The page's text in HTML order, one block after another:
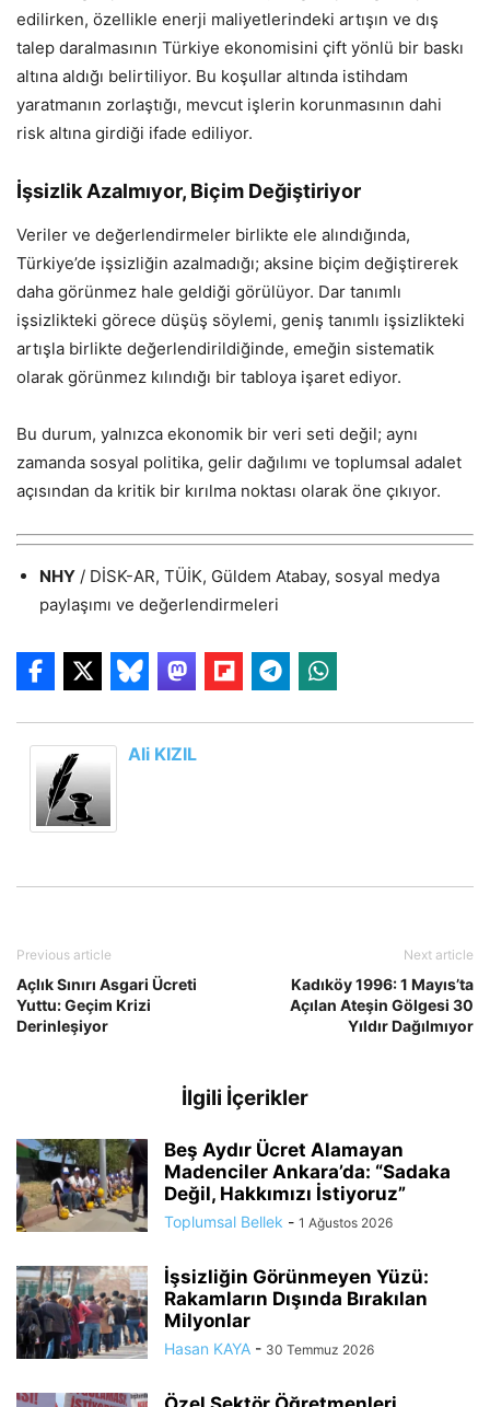
edilirken, özellikle enerji maliyetlerindeki artışın ve dış
talep daralmasının Türkiye ekonomisini çift yönlü bir baskı
altına aldığı belirtiliyor. Bu koşullar altında istihdam
yaratmanın zorlaştığı, mevcut işlerin korunmasının dahi
risk altına girdiği ifade ediliyor.
İşsizlik Azalmıyor, Biçim Değiştiriyor
Veriler ve değerlendirmeler birlikte ele alındığında,
Türkiye’de işsizliğin azalmadığı; aksine biçim değiştirerek
daha görünmez hale geldiği görülüyor. Dar tanımlı
işsizlikteki görece düşüş söylemi, geniş tanımlı işsizlikteki
artışla birlikte değerlendirildiğinde, emeğin sistematik
olarak görünmez kılındığı bir tabloya işaret ediyor.
Bu durum, yalnızca ekonomik bir veri seti değil; aynı
zamanda sosyal politika, gelir dağılımı ve toplumsal adalet
açısından da kritik bir kırılma noktası olarak öne çıkıyor.
NHY / DİSK-AR, TÜİK, Güldem Atabay, sosyal medya
paylaşımı ve değerlendirmeleri
Ali KIZIL
Previous article
Açlık Sınırı Asgari Ücreti
Yuttu: Geçim Krizi
Derinleşiyor
Next article
Kadıköy 1996: 1 Mayıs’ta
Açılan Ateşin Gölgesi 30
Yıldır Dağılmıyor
İlgili İçerikler
Beş Aydır Ücret Alamayan
Madenciler Ankara’da: “Sadaka
Değil, Hakkımızı İstiyoruz”
Toplumsal Bellek - 1 Ağustos 2026
İşsizliğin Görünmeyen Yüzü:
Rakamların Dışında Bırakılan
Milyonlar
Hasan KAYA - 30 Temmuz 2026